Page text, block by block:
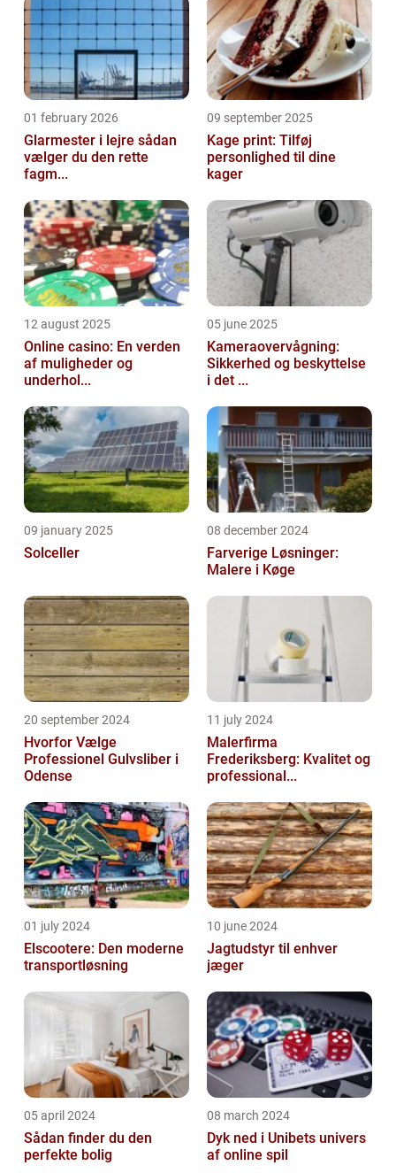
01 february 2026
Glarmester i lejre sådan
vælger du den rette
fagm...
09 september 2025
Kage print: Tilføj
personlighed til dine
kager
12 august 2025
Online casino: En verden
af muligheder og
underhol...
05 june 2025
Kameraovervågning:
Sikkerhed og beskyttelse
i det ...
09 january 2025
Solceller
08 december 2024
Farverige Løsninger:
Malere i Køge
20 september 2024
Hvorfor Vælge
Professionel Gulvsliber i
Odense
11 july 2024
Malerfirma
Frederiksberg: Kvalitet og
professional...
01 july 2024
Elscootere: Den moderne
transportløsning
10 june 2024
Jagtudstyr til enhver
jæger
05 april 2024
Sådan finder du den
perfekte bolig
08 march 2024
Dyk ned i Unibets univers
af online spil